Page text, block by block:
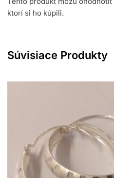
ktorí si ho kúpili.
Súvisiace Produkty